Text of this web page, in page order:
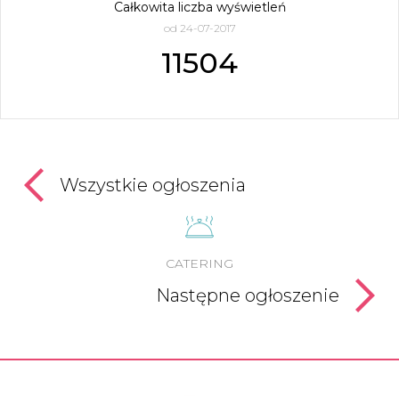
Całkowita liczba wyświetleń
od 24-07-2017
11504
Wszystkie ogłoszenia
CATERING
Następne ogłoszenie